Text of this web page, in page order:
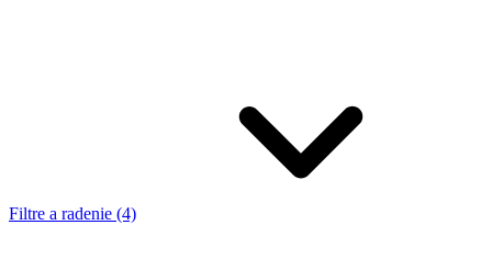
Filtre a radenie (4)